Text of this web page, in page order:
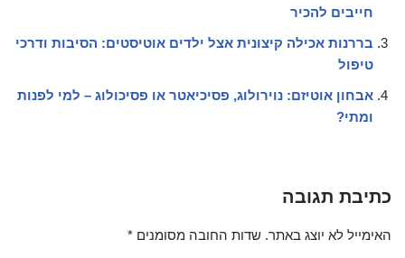
חייבים להכיר
בררנות אכילה קיצונית אצל ילדים אוטיסטים: הסיבות ודרכי
טיפול
אבחון אוטיזם: נוירולוג, פסיכיאטר או פסיכולוג – למי לפנות
ומתי?
כתיבת תגובה
האימייל לא יוצג באתר. שדות החובה מסומנים *